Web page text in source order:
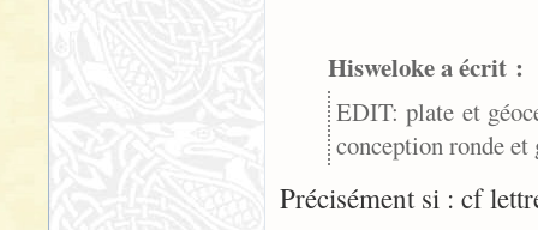
Hisweloke a écrit :
EDIT: plate et
conception ronde
Précisément si : cf